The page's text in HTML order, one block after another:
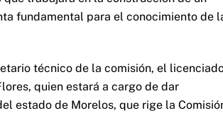
fundamental para el conocimiento de
técnico de la comisión, el
quien estará a cargo de dar
estado de Morelos, que rige la